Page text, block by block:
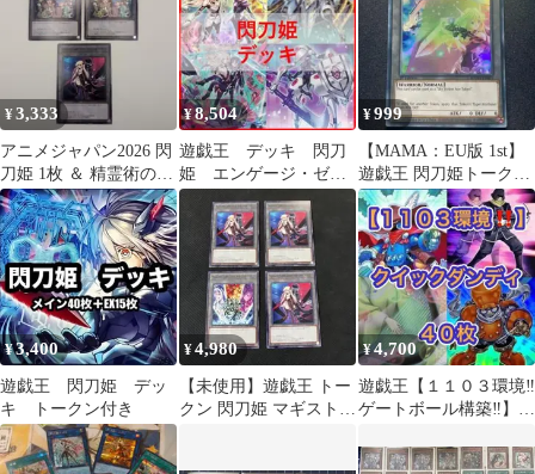
¥3,333
アニメジャパン2026 閃
刀姫 1枚 ＆ 精霊術の使
い手 2枚 計3枚 トーク
ン
¥8,504
遊戯王 デッキ 閃刀
姫 エンゲージ・ゼ
ロ アマツ カメリ
ア [05209]
¥999
【MAMA：EU版 1st】
遊戯王 閃刀姫トークン
UR 1枚
¥3,400
遊戯王 閃刀姫 デッ
キ トークン付き
¥4,980
【未使用】遊戯王 トー
クン 閃刀姫 マギストス
¥4,700
遊戯王【１１０３環境‼️
ゲートボール構築‼️】ク
40枚